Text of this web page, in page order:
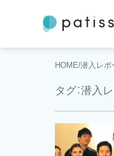
HOME 潜入レポ
タグ：潜入